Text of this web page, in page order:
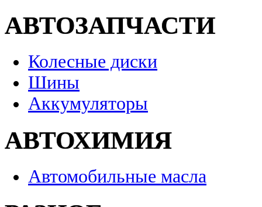
АВТОЗАПЧАСТИ
Колесные диски
Шины
Аккумуляторы
АВТОХИМИЯ
Автомобильные масла